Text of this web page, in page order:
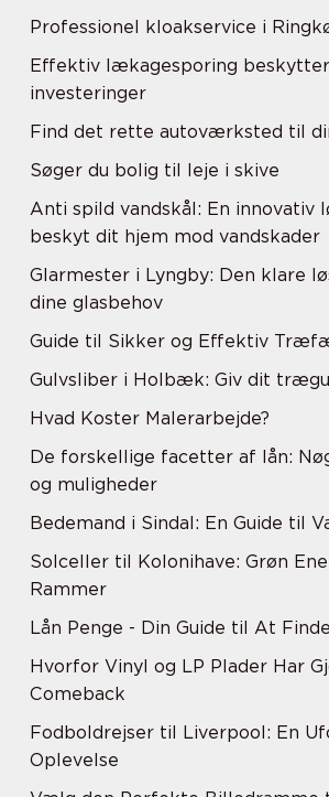
Professionel kloakservice i
Effektiv lækagesporing
investeringer
Find det rette autoværksted til
Søger du bolig til leje i skive
Anti spild vandskål: En innovativ
beskyt dit hjem mod vandskader
Glarmester i Lyngby: Den klare
dine glasbehov
Guide til Sikker og Effektiv
Gulvsliber i Holbæk: Giv dit
Hvad Koster Malerarbejde?
De forskellige facetter af lån:
og muligheder
Bedemand i Sindal: En Guide til
Solceller til Kolonihave: Grøn
Rammer
Lån Penge - Din Guide til At
Hvorfor Vinyl og LP Plader Har
Comeback
Fodboldrejser til Liverpool: En
Oplevelse